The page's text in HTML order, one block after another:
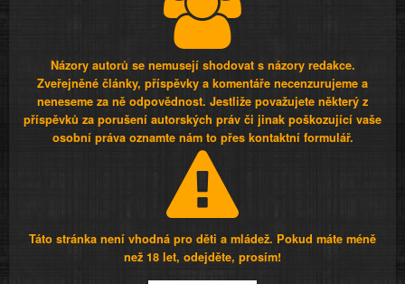
Názory autorů se nemusejí shodovat s názory redakce.
Zveřejněné články, příspěvky a komentáře necenzurujeme a
neneseme za ně odpovědnost. Jestliže považujete některý z
příspěvků za porušení autorských práv či jinak poškozující vaše
osobní práva oznamte nám to přes kontaktní formulář.
Táto stránka není vhodná pro děti a mládež. Pokud máte méně
než 18 let, odejděte, prosím!